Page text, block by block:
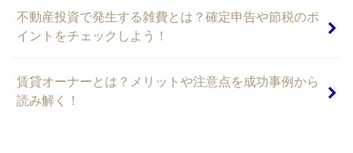
不動産投資で発生する雑費とは？確定申告や節税のポ
イントをチェックしよう！
賃貸オーナーとは？メリットや注意点を成功事例から
読み解く！